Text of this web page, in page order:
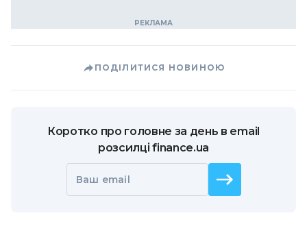
ПОДІЛИТИСЯ НОВИНОЮ
Коротко про головне за день в email
розсилці finance.ua
Ваш email